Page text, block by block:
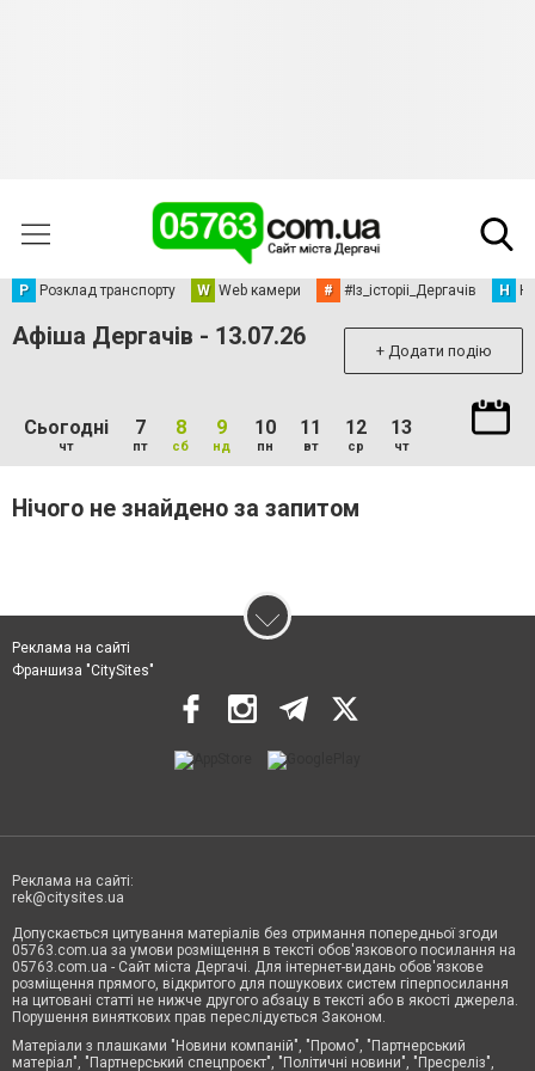
Р Розклад транспорту W Web камери # #Із_історіі_Дергачів Н
Афіша Дергачів - 13.07.26 + Додати подію
Сьогодні
чт
7
пт
8
сб
9
нд
10
пн
11
вт
12
ср
13
чт
Нічого не знайдено за запитом
Реклама на сайті
Франшиза "CitySites"
Реклама на сайті:
rek@citysites.ua
Допускається цитування матеріалів без отримання попередньої згоди
05763.com.ua за умови розміщення в тексті обов'язкового посилання на
05763.com.ua - Сайт міста Дергачі. Для інтернет-видань обов'язкове
розміщення прямого, відкритого для пошукових систем гіперпосилання
на цитовані статті не нижче другого абзацу в тексті або в якості джерела.
Порушення виняткових прав переслідується Законом.
Матеріали з плашками "Новини компаній", "Промо", "Партнерський
матеріал", "Партнерський спецпроєкт", "Політичні новини", "Пресреліз",